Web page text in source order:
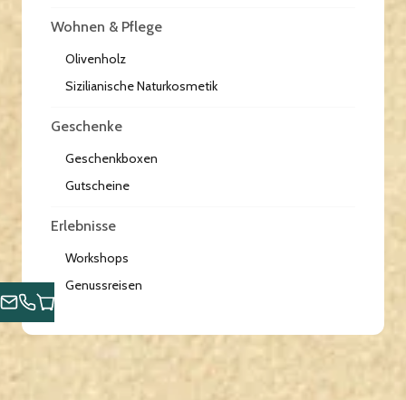
Wohnen & Pflege
Olivenholz
Sizilianische Naturkosmetik
Geschenke
Geschenkboxen
Gutscheine
Erlebnisse
Workshops
Genussreisen